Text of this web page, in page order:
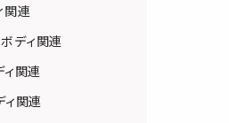
関連
ディ関連
関連
関連